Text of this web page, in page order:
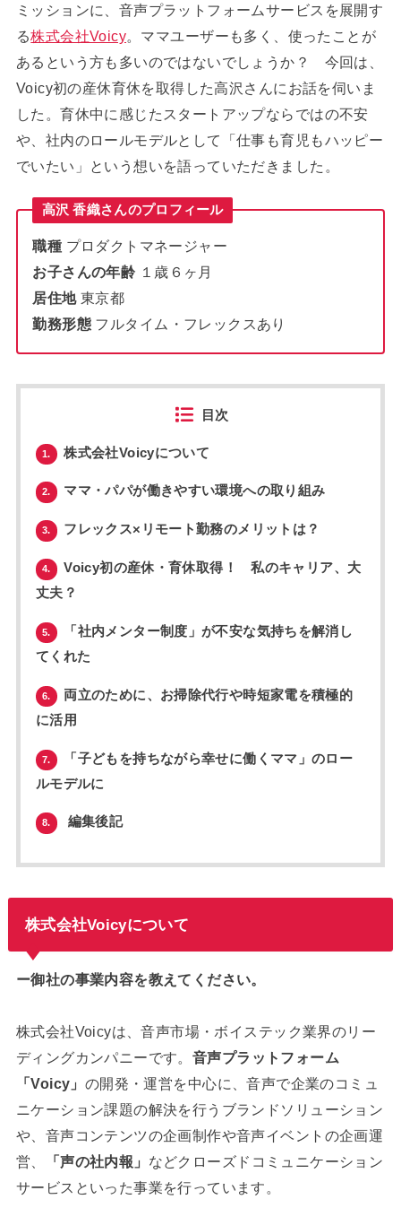
ミッションに、音声プラットフォームサービスを展開す
る株式会社Voicy。ママユーザーも多く、使ったことが
あるという方も多いのではないでしょうか？ 今回は、
Voicy初の産休育休を取得した高沢さんにお話を伺いま
した。育休中に感じたスタートアップならではの不安
や、社内のロールモデルとして「仕事も育児もハッピー
でいたい」という想いを語っていただきました。
高沢 香織さんのプロフィール
職種 プロダクトマネージャー
お子さんの年齢 １歳６ヶ月
居住地東京都
勤務形態 フルタイム・フレックスあり
目次
1. 株式会社Voicyについて
2. ママ・パパが働きやすい環境への取り組み
3. フレックス×リモート勤務のメリットは？
4.
Voicy初の産休・育休取得！ 私のキャリア、大
丈夫？
5.
「社内メンター制度」が不安な気持ちを解消し
てくれた
6.
両立のために、お掃除代行や時短家電を積極的
に活用
7.
「子どもを持ちながら幸せに働くママ」のロー
ルモデルに
8. 編集後記
株式会社Voicyについて
ー御社の事業内容を教えてください。
株式会社Voicyは、音声市場・ボイステック業界のリー
ディングカンパニーです。 音声プラットフォーム
「Voicy」 の開発・運営を中心に、音声で企業のコミュ
ニケーション課題の解決を行うブランドソリューション
や、音声コンテンツの企画制作や音声イベントの企画運
営、
「声の社内報」 などクローズドコミュニケーション
サービスといった事業を行っています。